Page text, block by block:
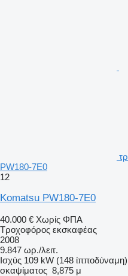
PW180-7E0
12
Komatsu PW180-7E0
40.000 € Χωρίς ΦΠΑ
Τροχοφόρος εκσκαφέας
2008
9.847 ωρ./λειτ.
Ισχύς 109 kW (148 ίπποδύναμη)
σκαψίματος 8,875 μ